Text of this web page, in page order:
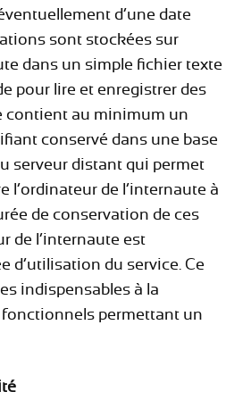
d’une date
sont stockées sur
dans un simple fichier texte
pour lire et enregistrer des
contient au minimum un
conservé dans une base
serveur distant qui permet
l’ordinateur de l’internaute à
de conservation de ces
de l’internaute est
d’utilisation du service. Ce
indispensables à la
permettant un